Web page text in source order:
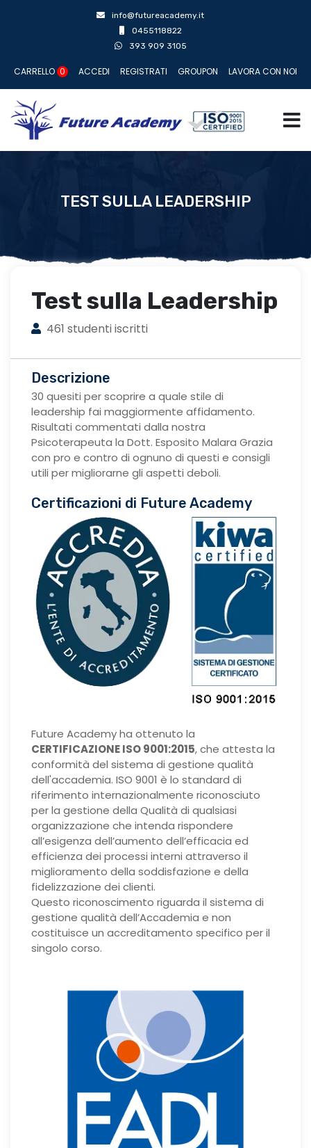
info@futureacademy.it
0455118822
393 909 3105
CARRELLO 0 ACCEDI REGISTRATI GROUPON LAVORA CON NOI
TEST SULLA LEADERSHIP
Test sulla Leadership
461 studenti iscritti
Descrizione
30 quesiti per scoprire a quale stile di
leadership fai maggiormente affidamento.
Risultati commentati dalla nostra
Psicoterapeuta la Dott. Esposito Malara Grazia
con pro e contro di ognuno di questi e consigli
utili per migliorarne gli aspetti deboli.
Certificazioni di Future Academy
Future Academy ha ottenuto la
CERTIFICAZIONE ISO 9001:2015, che attesta la
conformità del sistema di gestione qualità
dell'accademia. ISO 9001 è lo standard di
riferimento internazionalmente riconosciuto
per la gestione della Qualità di qualsiasi
organizzazione che intenda rispondere
all’esigenza dell’aumento dell’efficacia ed
efficienza dei processi interni attraverso il
miglioramento della soddisfazione e della
fidelizzazione dei clienti.
Questo riconoscimento riguarda il sistema di
gestione qualità dell’Accademia e non
costituisce un accreditamento specifico per il
singolo corso.